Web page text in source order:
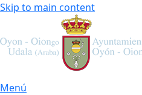
Skip to main content
Menú